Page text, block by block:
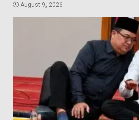
August 9, 2026